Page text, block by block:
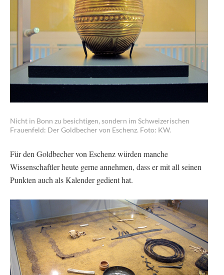
Nicht in Bonn zu besichtigen, sondern im Schweizerischen
Frauenfeld: Der Goldbecher von Eschenz. Foto: KW.
Für den Goldbecher von Eschenz würden manche
Wissenschaftler heute gerne annehmen, dass er mit all seinen
Punkten auch als Kalender gedient hat.